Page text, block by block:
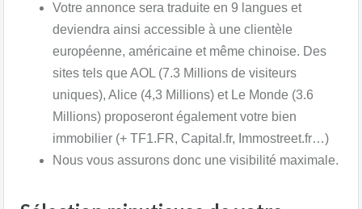
Votre annonce sera traduite en 9 langues et
deviendra ainsi accessible à une clientèle
européenne, américaine et même chinoise. Des
sites tels que AOL (7.3 Millions de visiteurs
uniques), Alice (4,3 Millions) et Le Monde (3.6
Millions) proposeront également votre bien
immobilier (+ TF1.FR, Capital.fr, Immostreet.fr…)
Nous vous assurons donc une visibilité maximale.​